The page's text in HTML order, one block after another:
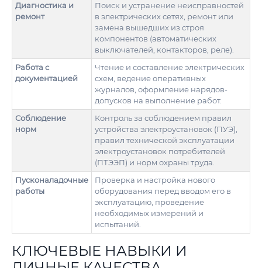
Диагностика и
ремонт
Поиск и устранение неисправностей
в электрических сетях, ремонт или
замена вышедших из строя
компонентов (автоматических
выключателей, контакторов, реле).
Работа с
документацией
Чтение и составление электрических
схем, ведение оперативных
журналов, оформление нарядов-
допусков на выполнение работ.
Соблюдение
норм
Контроль за соблюдением правил
устройства электроустановок (ПУЭ),
правил технической эксплуатации
электроустановок потребителей
(ПТЭЭП) и норм охраны труда.
Пусконаладочные
работы
Проверка и настройка нового
оборудования перед вводом его в
эксплуатацию, проведение
необходимых измерений и
испытаний.
КЛЮЧЕВЫЕ НАВЫКИ И